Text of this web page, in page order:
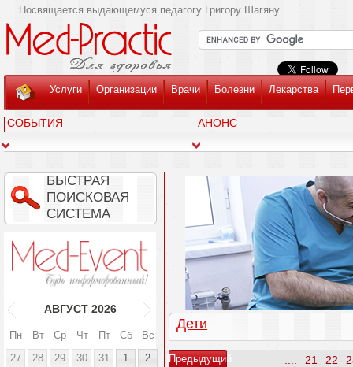
Посвящается выдающемуся педагогу Григору Шагяну
Услуги Организации Врачи Болезни Лекарства
СОБЫТИЯ АНОНС
БЫСТРАЯ
ПОИСКОВАЯ
СИСТЕМА
АВГУСТ 2026
Пн Вт Ср Чт Пт Сб
Вс
27
28 29 30 31 1
2
Дети
Предыдущий 21 22